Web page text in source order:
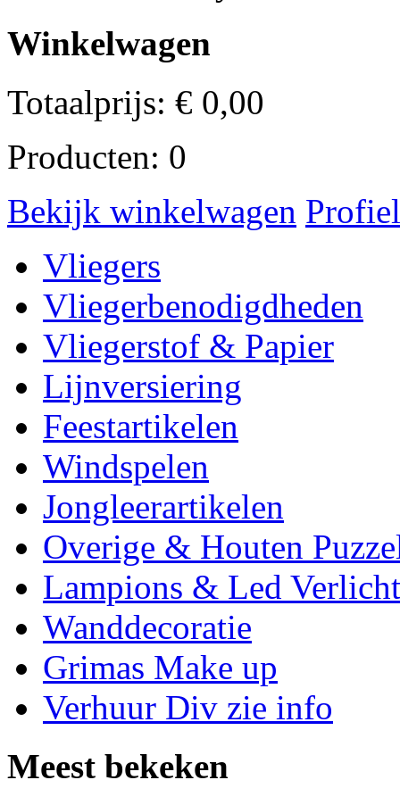
Winkelwagen
Totaalprijs: € 0,00
Producten: 0
Bekijk winkelwagen Profiel
Vliegers
Vliegerbenodigdheden
Vliegerstof & Papier
Lijnversiering
Feestartikelen
Windspelen
Jongleerartikelen
Overige & Houten
Lampions & Led
Wanddecoratie
Grimas Make up
Verhuur Div zie info
Meest bekeken